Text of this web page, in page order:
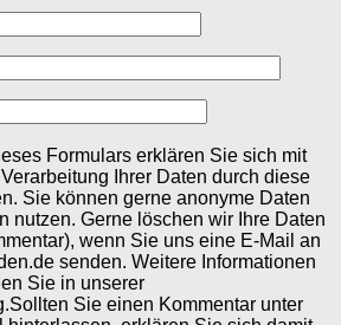
Formulars erklären Sie sich mit
Ihrer Daten durch diese
Sie können gerne anonyme Daten
nutzen. Gerne löschen wir Ihre Daten
wenn Sie uns eine E-Mail an
senden. Weitere Informationen
Sie in unserer
Sie einen Kommentar unter